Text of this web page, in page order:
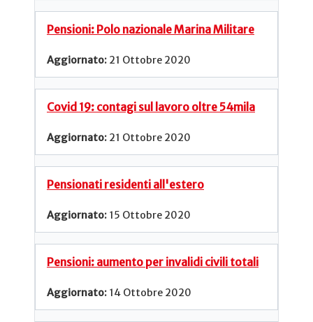
Pensioni: Polo nazionale Marina Militare
21 Ottobre 2020
Covid 19: contagi sul lavoro oltre 54mila
21 Ottobre 2020
Pensionati residenti all'estero
15 Ottobre 2020
Pensioni: aumento per invalidi civili totali
14 Ottobre 2020